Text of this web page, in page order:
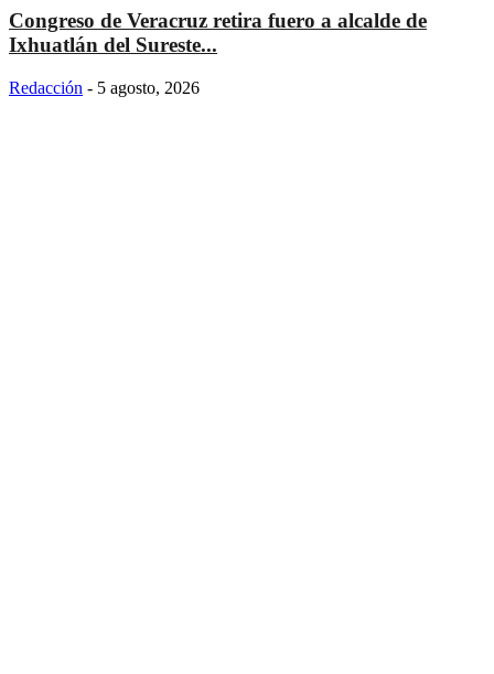
Congreso de Veracruz retira fuero a alcalde de
Ixhuatlán del Sureste...
Redacción - 5 agosto, 2026